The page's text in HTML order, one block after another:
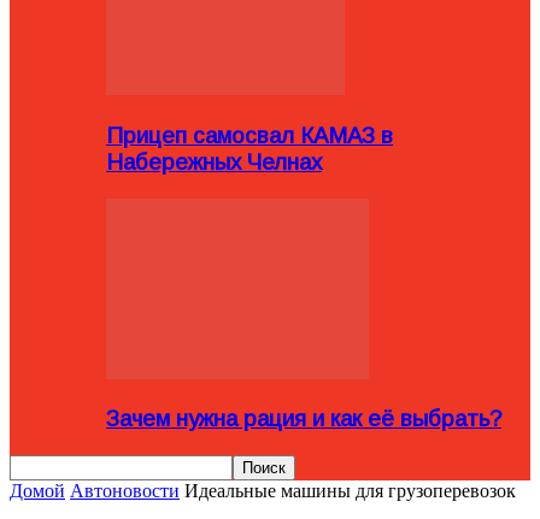
Прицеп самосвал КАМАЗ в
Набережных Челнах
Зачем нужна рация и как её выбрать?
Домой Автоновости Идеальные машины для грузоперевозок